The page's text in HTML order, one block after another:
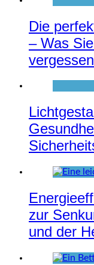
Die
– Was
zur
und der